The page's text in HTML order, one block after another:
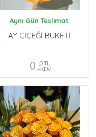
Aynı Gün Teslimat
AY ÇİÇEĞİ BUKETİ
0 ,0 TL
+KDV